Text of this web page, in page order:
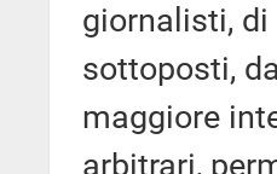
giornalisti,
sottoposti,
maggiore
arbitrari,